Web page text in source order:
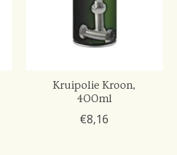
Kruipolie Kroon,
400ml
€8,16